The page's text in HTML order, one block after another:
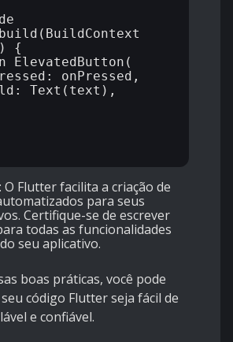
{
: O Flutter facilita a criação de
para seus
Certifique-se de escrever
todas as funcionalidades
seu aplicativo.
boas práticas, você pode
código Flutter seja fácil de
e confiável.